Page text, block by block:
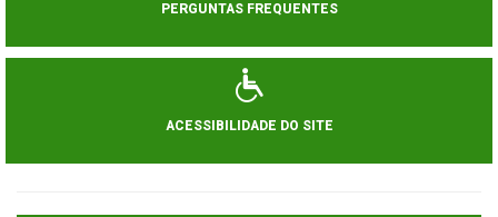
PERGUNTAS FREQUENTES
ACESSIBILIDADE DO SITE